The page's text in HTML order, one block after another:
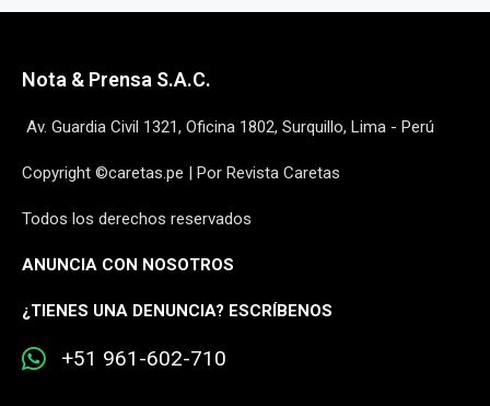
Nota & Prensa S.A.C.
Av. Guardia Civil 1321, Oficina 1802, Surquillo, Lima - Perú
Copyright ©caretas.pe | Por Revista Caretas
Todos los derechos reservados
ANUNCIA CON NOSOTROS
¿TIENES UNA DENUNCIA? ESCRÍBENOS
+51 961-602-710